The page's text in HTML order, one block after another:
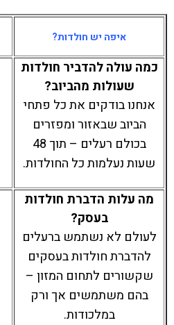
איפה יש חולדות?
כמה עולה להדביר חולדות
שעולות מהביוב?
אנחנו בודקים את כל פתחי
הביוב שבאזור ומפזרים
בכולם רעלים – תוך 48
שעות נעלמות כל החולדות.
מה עלות הדברת חולדות
בעסק?
לעולם לא נשתמש ברעלים
להדברת חולדות בעסקים
שקשורים לתחום המזון –
בהם משתמשים אך ורק
במלכודות.